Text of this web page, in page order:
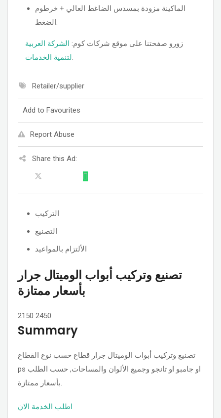
الماكينة مزودة بمسدس الضاغط العالي + خرطوم
الضغط.
زورو صفحتنا على موقع شركات كوم: الشركة العربية
لتنمية الخدمات.
Retailer/supplier
Add to Favourites
Report Abuse
Share this Ad:
التركيب
التصنيع
الألتزام بالمواعيد
تصنيع وتركيب أبواب الوميتال جرار
بأسعار ممتازة
2150 2450
Summary
تصنيع وتركيب أبواب الوميتال جرار قطاع حسب نوع القطاع
ps او جامبو او تانجو وجميع الألوان والمساحات, حسب الطلب
بأسعار ممتازة.
اطلب الخدمة الان